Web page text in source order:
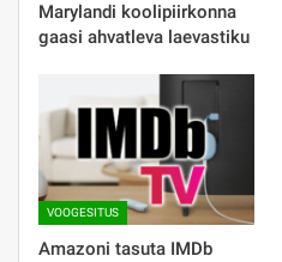
Marylandi koolipiirkonna
gaasi ahvatleva laevastiku
VOOGESITUS
Amazoni tasuta IMDb